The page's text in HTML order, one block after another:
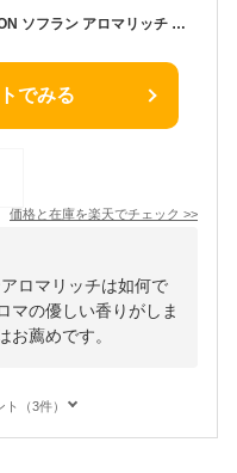
【最大半額！令和セール】ライオン LION ソフラン アロマリッチ 本体 480mL ダイアナ フェミニンローズアロマの香り 柔軟剤（4903301353119）※パッケージ変更の場合あり
でみる
価格と在庫を楽天でチェック >>
ロマリッチは如何で
マの優しい香りがしま
お薦めです。
（3件）